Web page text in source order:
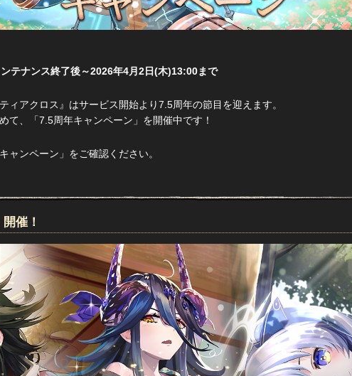
テナンス終了後～2026年4月2日(木)13:00まで
ィアクロス』はサービス開始より7.5周年の節目を迎えます。
て、「7.5周年キャンペーン」を開催中です！
ャンペーン」をご確認ください。
催！